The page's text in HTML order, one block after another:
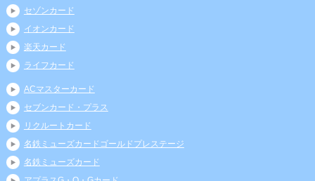
セゾンカード
イオンカード
楽天カード
ライフカード
ACマスターカード
セブンカード・プラス
リクルートカード
名鉄ミューズカードゴールドプレステージ
名鉄ミューズカード